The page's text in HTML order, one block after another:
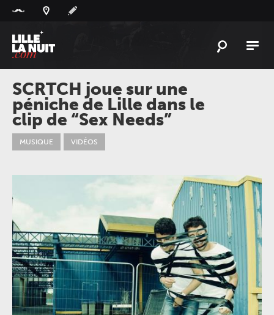
L'ACTU
L'AGENDA
LESLIEUX
LIVEREPORT
ÀGAGNER
PLAYLIST
LILLELANUIT
SCRTCH joue sur une
péniche de Lille dans le
clip de “Sex Needs”
MUSIQUE VIDÉOS
Panneau de gestion des cookies